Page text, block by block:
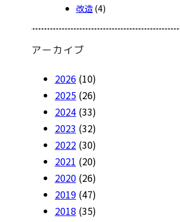
改造(4)
アーカイブ
2026(10)
2025(26)
2024(33)
2023 (32)
2022(30)
2021 (20)
2020(26)
2019(47)
2018 (35)